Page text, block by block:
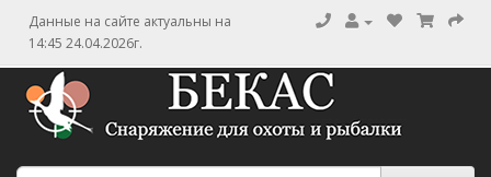
Данные на сайте актуальны на
14:45 24.04.2026г.